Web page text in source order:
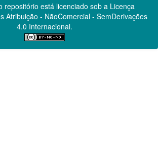
repositório está licenciado sob a Licença
Atribuição - NãoComercial - SemDerivações
4.0 Internacional.